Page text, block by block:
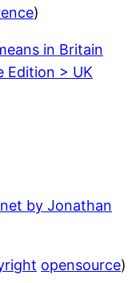
)
in Britain
Edition > UK
by Jonathan
opensource)